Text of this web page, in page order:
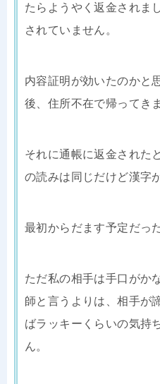
たらようやく返金されま
されていません。
内容証明が効いたのかと
後、住所不在で帰ってき
それに通帳に返金された
の読みは同じだけど漢字
最初からだます予定だっ
ただ私の相手は手口がか
師と言うよりは、相手が
ばラッキーくらいの気持
ん。